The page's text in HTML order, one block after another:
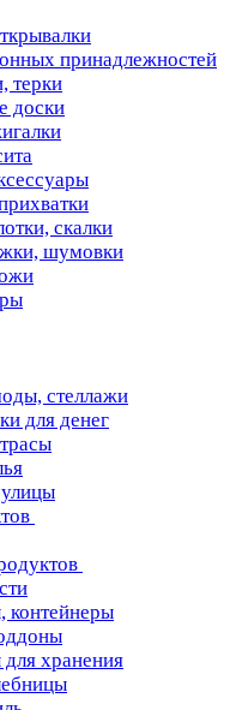
принадлежностей
терки
доски
скалки
шумовки
стеллажи
для денег
контейнеры
хранения